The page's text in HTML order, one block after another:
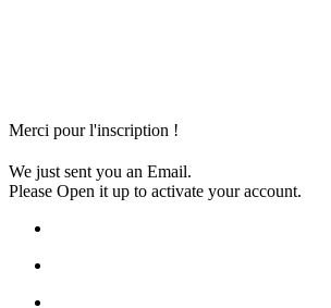
Merci pour l'inscription !
We just sent you an Email.
Please Open it up to activate your account.